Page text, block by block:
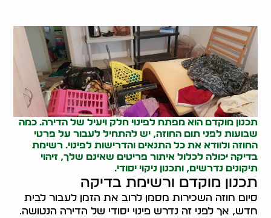
תכנון מוקדם הוא מפתח לפינוי חלק ויעיל של הדירה. כמה
שבועות לפני תום החוזה, יש להתחיל לעבור על פרטי
החוזה ולוודא את כל התנאים והדרישות לפינוי. רשימת
בדיקה יכולה לכלול איתור פריטים שאינם שלך, זיהוי
תיקונים נדרשים, ותכנון ניקוי יסודי.
תכנון מוקדם ורשימת בדיקה
סיום חוזה השכירות מסמן לרוב את הזמן לעבור לבית
חדש, אך לפני זה נדרש פינוי יסודי של הדירה הנטושה.